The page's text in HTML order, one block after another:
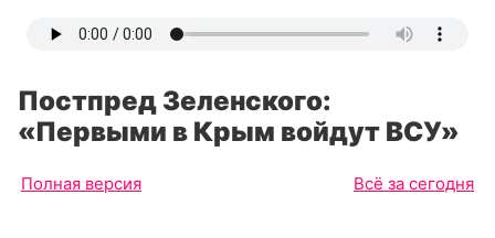
Постпред Зеленского:
«Первыми в Крым войдут ВСУ»
Полная версия Всё за сегодня